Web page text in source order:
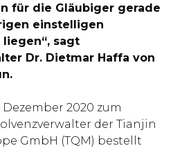
für die Gläubiger gerade
einstelligen
sagt
Dr. Dietmar Haffa von
2020 zum
der Tianjin
GmbH (TQM) bestellt